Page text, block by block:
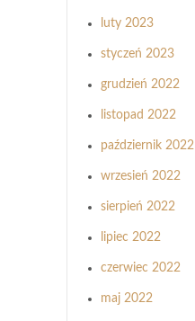
luty 2023
styczeń 2023
grudzień 2022
listopad 2022
październik 2022
wrzesień 2022
sierpień 2022
lipiec 2022
czerwiec 2022
maj 2022